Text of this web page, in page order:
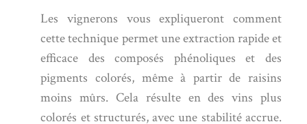
Les vignerons vous expliqueront comment
cette technique permet une extraction rapide et
efficace des composés phénoliques et des
pigments colorés, même à partir de raisins
moins mûrs. Cela résulte en des vins plus
colorés et structurés, avec une stabilité accrue.